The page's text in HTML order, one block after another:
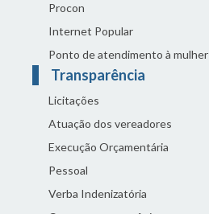
Procon
Internet Popular
Ponto de atendimento à mulher
Transparência
Licitações
Atuação dos vereadores
Execução Orçamentária
Pessoal
Verba Indenizatória